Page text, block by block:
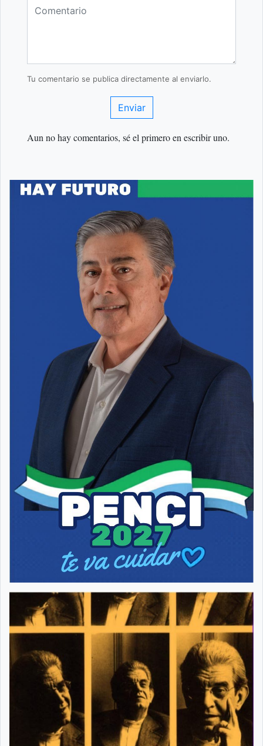
Tu comentario se publica directamente al enviarlo.
Enviar
Aun no hay comentarios, sé el primero en escribir uno.